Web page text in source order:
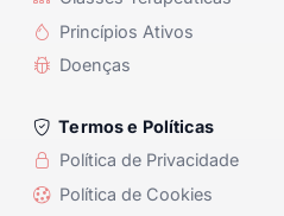
Princípios Ativos
Doenças
Termos e Políticas
Política de Privacidade
Política de Cookies